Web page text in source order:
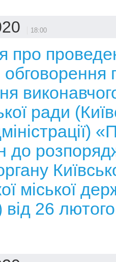
18:00
про
обговорення
ради
до
міської
від 26